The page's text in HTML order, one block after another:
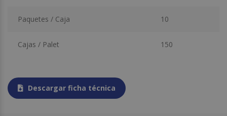
Paquetes / Caja 10
Cajas / Palet 150
Descargar ficha técnica